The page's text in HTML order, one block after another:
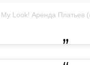
Look! Аренда Платьев